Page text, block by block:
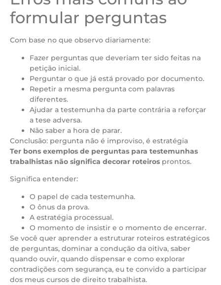
formular perguntas
Com base no que observo diariamente:
Fazer perguntas que deveriam ter sido feitas na
petição inicial.
Perguntar o que já está provado por documento.
Repetir a mesma pergunta com palavras
diferentes.
Ajudar a testemunha da parte contrária a reforçar
a tese adversa.
Não saber a hora de parar.
Conclusão: pergunta não é improviso, é estratégia
Ter bons exemplos de perguntas para testemunhas
trabalhistas não significa decorar roteiros prontos.
Significa entender:
O papel de cada testemunha.
O ônus da prova.
A estratégia processual.
O momento de insistir e o momento de encerrar.
Se você quer aprender a estruturar roteiros estratégicos
de perguntas, dominar a condução da oitiva, saber
quando ouvir, quando dispensar e como explorar
contradições com segurança, eu te convido a participar
dos meus cursos de direito trabalhista.